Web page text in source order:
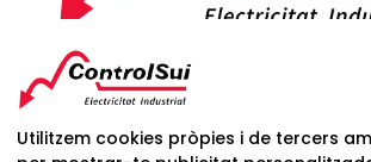
C/ Dr Barraquer, 32 Cntd C/Llinars, 240
08440 Cardedeu
Utilitzem cookies pròpies i de tercers